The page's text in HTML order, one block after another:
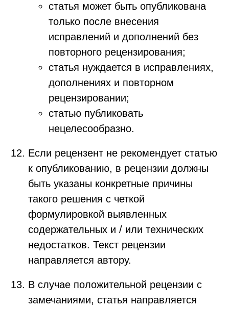
статья может быть опубликована
только после внесения
исправлений и дополнений без
повторного рецензирования;
статья нуждается в исправлениях,
дополнениях и повторном
рецензировании;
статью публиковать
нецелесообразно.
Если рецензент не рекомендует статью
к опубликованию, в рецензии должны
быть указаны конкретные причины
такого решения с четкой
формулировкой выявленных
содержательных и / или технических
недостатков. Текст рецензии
направляется автору.
В случае положительной рецензии с
замечаниями, статья направляется